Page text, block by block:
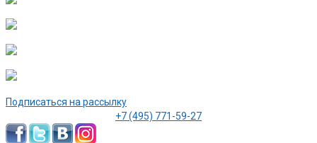
Подписаться на рассылку
+7 (495) 771-59-27